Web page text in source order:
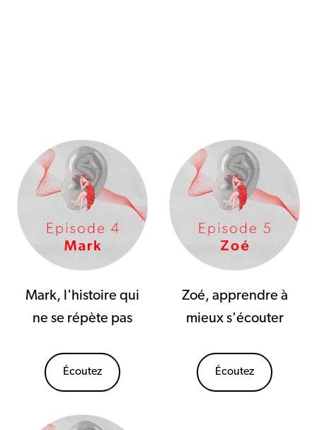
Mark, l'histoire qui
ne se répète pas
Écoutez
Zoé, apprendre à
mieux s'écouter
Écoutez